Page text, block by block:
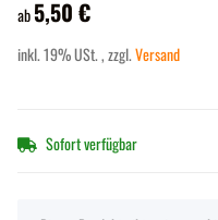
ab5,50 €
inkl. 19% USt. , zzgl.Versand
Sofort verfügbar